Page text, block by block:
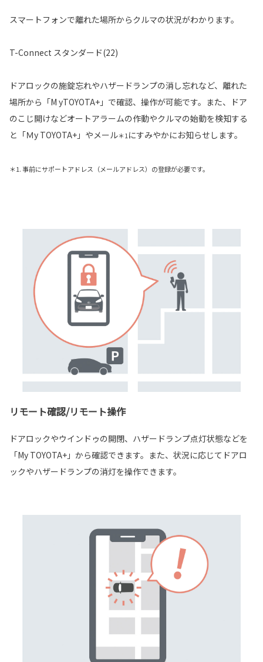
スマートフォンで離れた場所からクルマの状況がわかります。
T-Connect スタンダード(22)
ドアロックの施錠忘れやハザードランプの消し忘れなど、離れた
場所から「M yTOYOTA+」で確認、操作が可能です。また、ドア
のこじ開けなどオートアラームの作動やクルマの始動を検知する
と「Ｍy TOYOTA+」やメール＊1 にすみやかにお知らせします。
＊1. 事前にサポートアドレス（メールアドレス）の登録が必要です。
リモート確認/リモート操作
ドアロックやウインドゥの開閉、ハザードランプ点灯状態などを
「My TOYOTA+」から確認できます。また、状況に応じてドアロ
ックやハザードランプの消灯を操作できます。